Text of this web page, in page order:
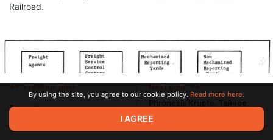
Railroad.
Витрификация пропаганды
Feb 11 09:21
By using the site, you agree to our cookie policy. Read more here.
I AGREE